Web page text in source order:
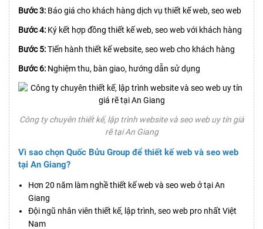
Bước 3: Báo giá cho khách hàng dịch vụ thiết kế web, seo web
Bước 4: Ký kết hợp đồng thiết kế web, seo web với khách hàng
Bước 5:Tiến hành thiết kế website, seo web cho khách hàng
Bước 6: Nghiệm thu, bàn giao, hướng dẫn sử dụng
Công ty chuyên thiết kế, lập trình website và seo web uy tín giá
rẽ tại An Giang
Vì sao chọn Quốc Bửu Group để thiết kế web và seo web
tại An Giang?
Hơn 20 năm làm nghề thiết kế web và seo web ở tại An
Giang
Đội ngũ nhân viên thiết kế, lập trình, seo web pro nhất Việt
Nam